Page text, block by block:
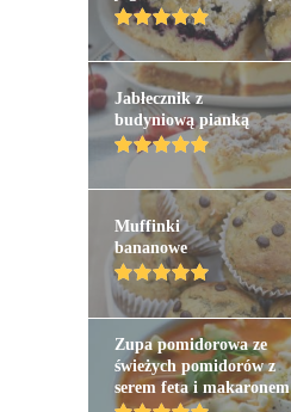
Jabłecznik z
budyniową pianką
Muffinki
bananowe
Zupa pomidorowa ze
świeżych pomidorów z
serem feta i makaronem